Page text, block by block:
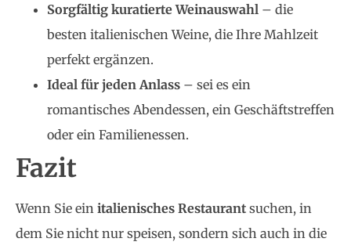
Sorgfältig kuratierte Weinauswahl – die
besten italienischen Weine, die Ihre Mahlzeit
perfekt ergänzen.
Ideal für jeden Anlass – sei es ein
romantisches Abendessen, ein Geschäftstreffen
oder ein Familienessen.
Fazit
Wenn Sie ein italienisches Restaurant suchen, in
dem Sie nicht nur speisen, sondern sich auch in die